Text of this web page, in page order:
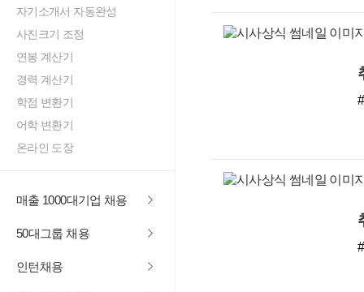
자기소개서 자동완성
사진크기 조정
연봉 계산기
경력 계산기
학점 변환기
어학 변환기
온라인 도장
매출 1000대기업 채용
50대그룹 채용
인턴채용